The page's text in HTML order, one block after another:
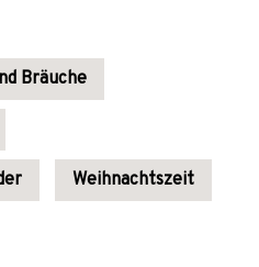
Bräuche
Weihnachtszeit